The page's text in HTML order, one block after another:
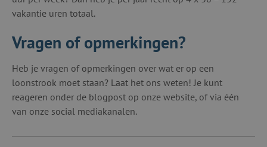
vakantie uren totaal.
Vragen of opmerkingen?
Heb je vragen of opmerkingen over wat er op een
loonstrook moet staan? Laat het ons weten! Je kunt
reageren onder de blogpost op onze website, of via één
van onze social mediakanalen.